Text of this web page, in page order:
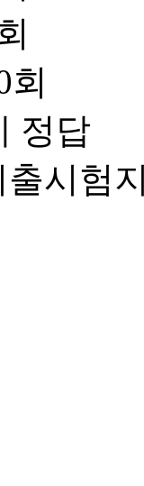
회
정답
시험